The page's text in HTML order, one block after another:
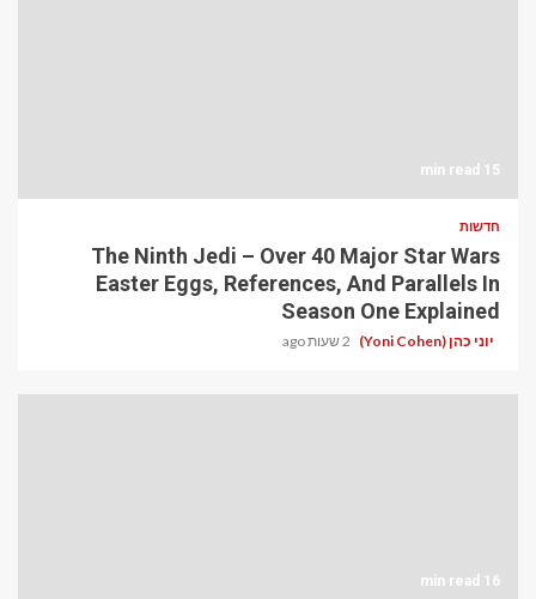
15 min read
חדשות
The Ninth Jedi – Over 40 Major Star Wars
Easter Eggs, References, And Parallels In
Season One Explained
יוני כהן (Yoni Cohen) 2 שעות ago
16 min read